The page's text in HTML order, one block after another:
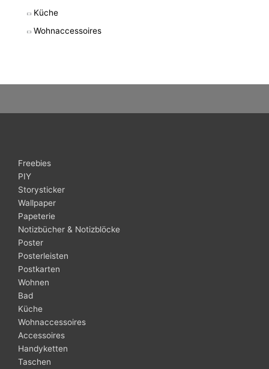
Küche
Wohnaccessoires
Freebies
PIY
Storysticker
Wallpaper
Papeterie
Notizbücher & Notizblöcke
Poster
Posterleisten
Postkarten
Wohnen
Bad
Küche
Wohnaccessoires
Accessoires
Handyketten
Taschen